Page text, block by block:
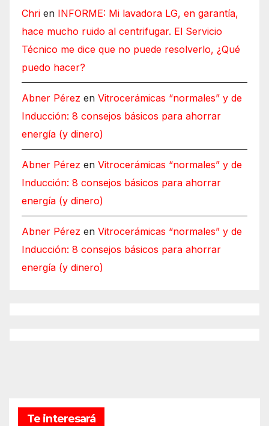
Chri en INFORME: Mi lavadora LG, en garantía,
hace mucho ruido al centrifugar. El Servicio
Técnico me dice que no puede resolverlo, ¿Qué
puedo hacer?
Abner Pérez en Vitrocerámicas “normales” y de
Inducción: 8 consejos básicos para ahorrar
energía (y dinero)
Abner Pérez en Vitrocerámicas “normales” y de
Inducción: 8 consejos básicos para ahorrar
energía (y dinero)
Abner Pérez en Vitrocerámicas “normales” y de
Inducción: 8 consejos básicos para ahorrar
energía (y dinero)
Te interesará